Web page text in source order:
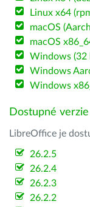
Linux x64
macOS
macOS
Windows (32
Windows
Windows
Dostupné verzie
LibreOffice je
26.2.5
26.2.4
26.2.3
26.2.2